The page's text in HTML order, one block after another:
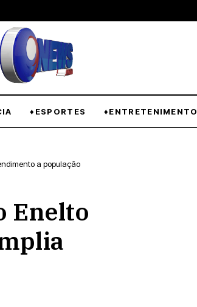
♦ESPORTES ♦ENTRETENIMENTO
a população
Enelto